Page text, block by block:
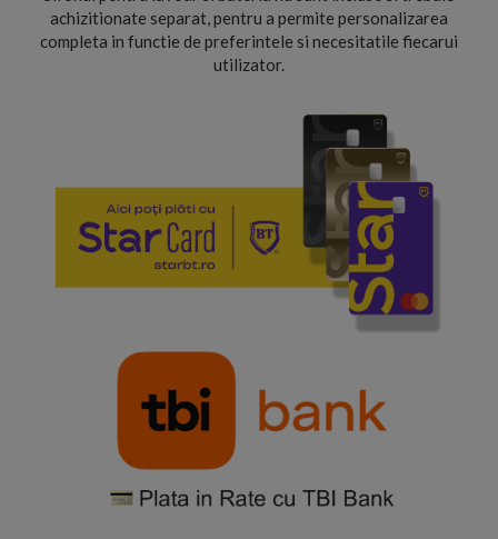
achizitionate separat, pentru a permite personalizarea
completa in functie de preferintele si necesitatile fiecarui
utilizator.